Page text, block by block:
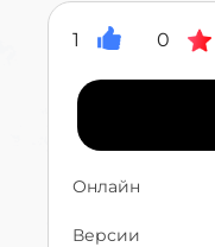
1 0
Онлайн
Версии